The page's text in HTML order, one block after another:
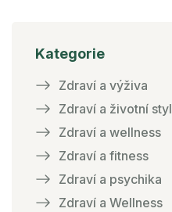
Kategorie
Zdraví a výživa
Zdraví a životní styl
Zdraví a wellness
Zdraví a fitness
Zdraví a psychika
Zdraví a Wellness